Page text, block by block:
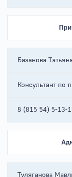
Базанова
Консультант по
8 (815 54) 5-13-
Туляганова